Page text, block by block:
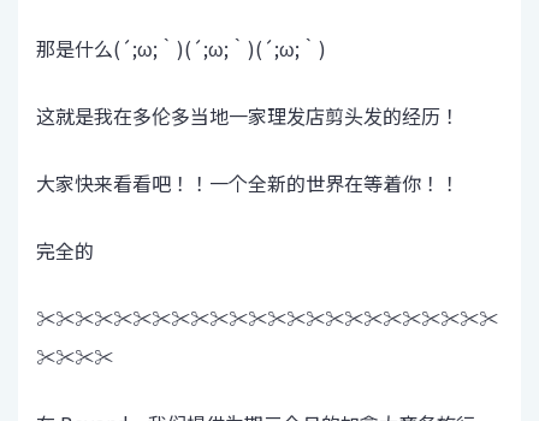
那是什么(´;ω;｀)(´;ω;｀)(´;ω;｀)
这就是我在多伦多当地一家理发店剪头发的经历！
大家快来看看吧！！一个全新的世界在等着你！！
完全的
✂✂✂✂✂✂✂✂✂✂✂✂✂✂✂✂✂✂✂✂✂✂✂✂
✂✂✂✂